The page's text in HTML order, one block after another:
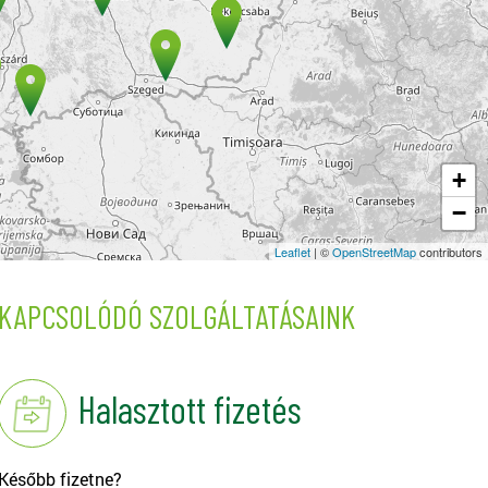
+
−
Leaflet | ©OpenStreetMapcontributors
SZOLGÁLTATÁSAINK
Halasztott fizetés
fizetne?